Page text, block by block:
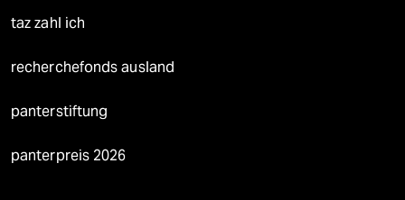
taz zahl ich
recherchefonds ausland
panterstiftung
panterpreis 2026